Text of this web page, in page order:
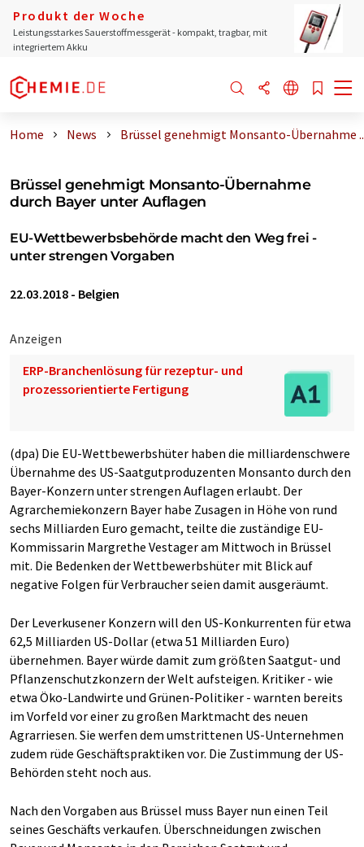
Produkt der Woche
Leistungsstarkes Sauerstoffmessgerät - kompakt, tragbar, mit
integriertem Akku
Home News Brüssel genehmigt Monsanto-Übernahme
Brüssel genehmigt Monsanto-Übernahme
durch Bayer unter Auflagen
EU-Wettbewerbsbehörde macht den Weg frei -
unter strengen Vorgaben
22.03.2018 - Belgien
Anzeigen
ERP-Branchenlösung für rezeptur- und
prozessorientierte Fertigung
(dpa) Die EU-Wettbewerbshüter haben die milliardenschwere
Übernahme des US-Saatgutproduzenten Monsanto durch den
Bayer-Konzern unter strengen Auflagen erlaubt. Der
Agrarchemiekonzern Bayer habe Zusagen in Höhe von rund
sechs Milliarden Euro gemacht, teilte die zuständige EU-
Kommissarin Margrethe Vestager am Mittwoch in Brüssel
mit. Die Bedenken der Wettbewerbshüter mit Blick auf
negative Folgen für Verbraucher seien damit ausgeräumt.
Der Leverkusener Konzern will den US-Konkurrenten für etwa
62,5 Milliarden US-Dollar (etwa 51 Milliarden Euro)
übernehmen. Bayer würde damit zum größten Saatgut- und
Pflanzenschutzkonzern der Welt aufsteigen. Kritiker - wie
etwa Öko-Landwirte und Grünen-Politiker - warnten bereits
im Vorfeld vor einer zu großen Marktmacht des neuen
Agrarriesen. Sie werfen dem umstrittenen US-Unternehmen
zudem rüde Geschäftspraktiken vor. Die Zustimmung der US-
Behörden steht noch aus.
Nach den Vorgaben aus Brüssel muss Bayer nun einen Teil
seines Geschäfts verkaufen. Überschneidungen zwischen